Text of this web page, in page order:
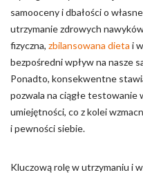
samooceny i dbałości o
utrzymanie zdrowych
fizyczna, zbilansowana dieta i
bezpośredni wpływ na nasze
Ponadto, konsekwentne
pozwala na ciągłe testowanie
umiejętności, co z kolei
i pewności siebie.
Kluczową rolę w utrzymaniu i